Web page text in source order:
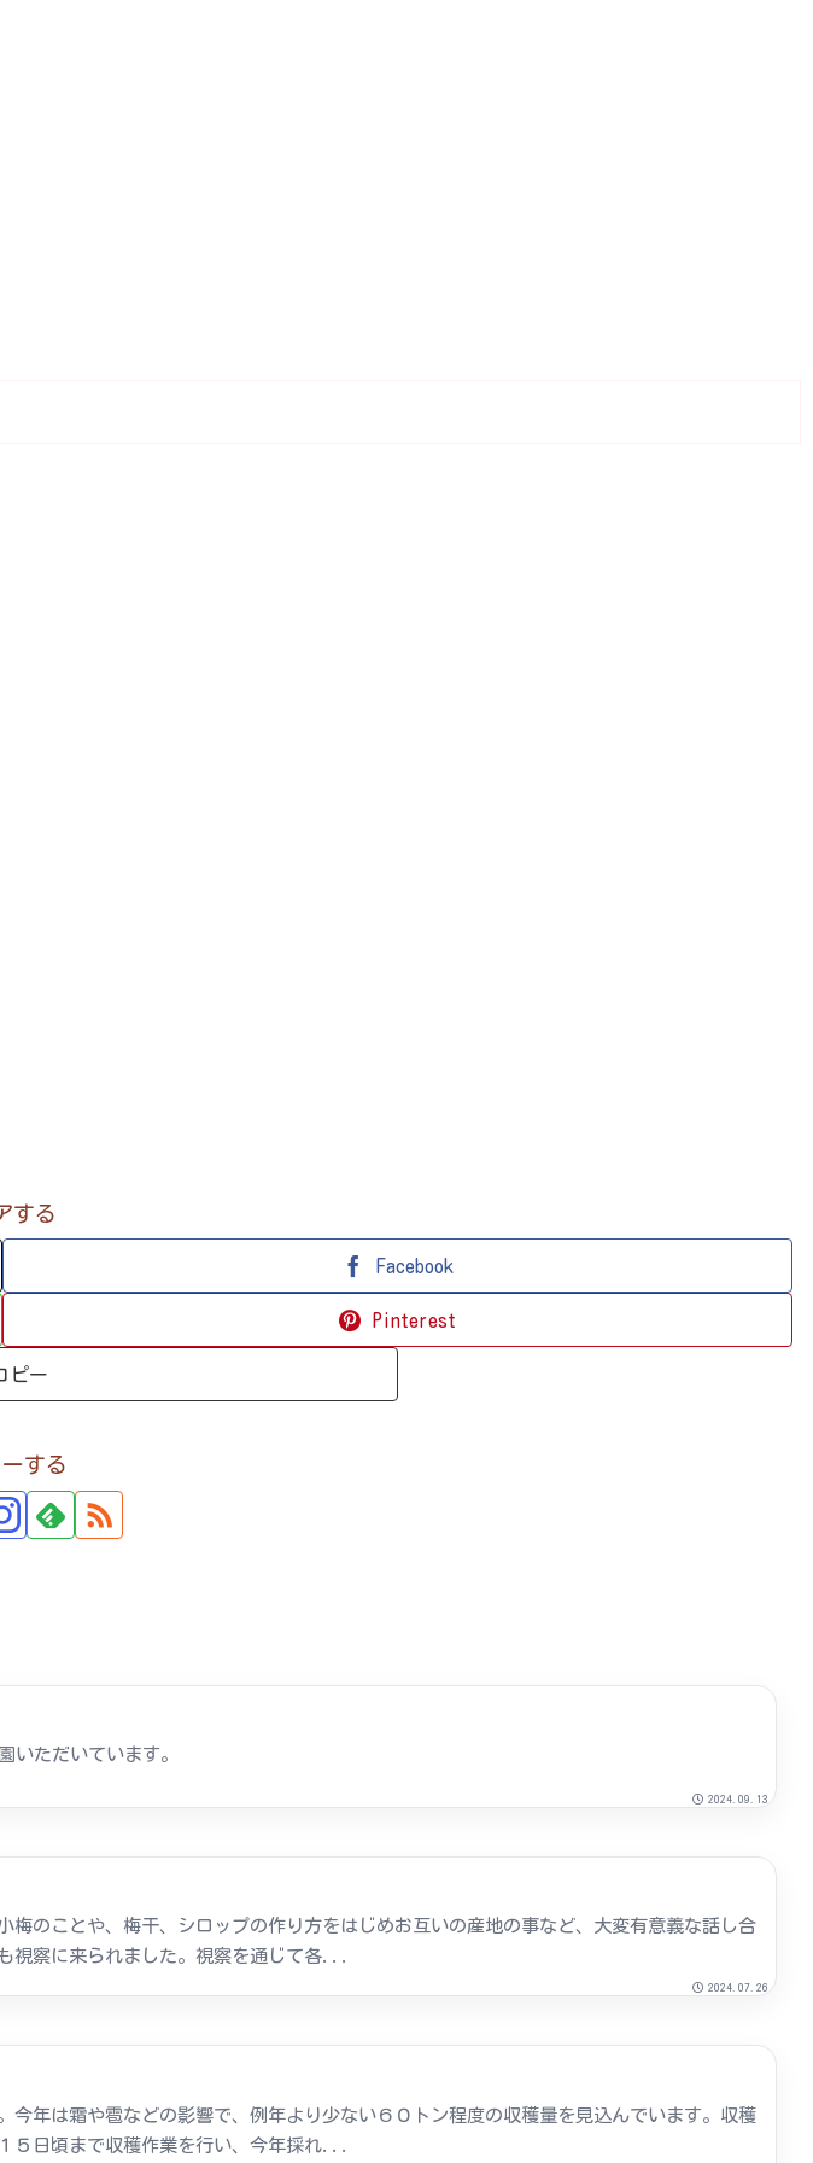
する
Facebook
Pinterest
ピー
する
いただいています。
2024.09.13
のことや、梅干、シロップの作り方をはじめお互いの産地の事など、大変有意義な話し合
視察に来られました。視察を通じて各...
2024.07.26
今年は霜や雹などの影響で、例年より少ない６０トン程度の収穫量を見込んでいます。収穫
５日頃まで収穫作業を行い、今年採れ...